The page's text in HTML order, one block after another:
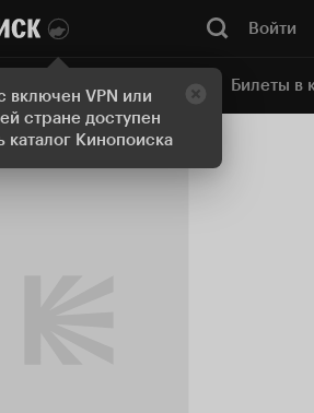
включен VPN или
стране доступен
каталог Кинопоиска
Войти
Онлайн-кинотеатр Билеты в